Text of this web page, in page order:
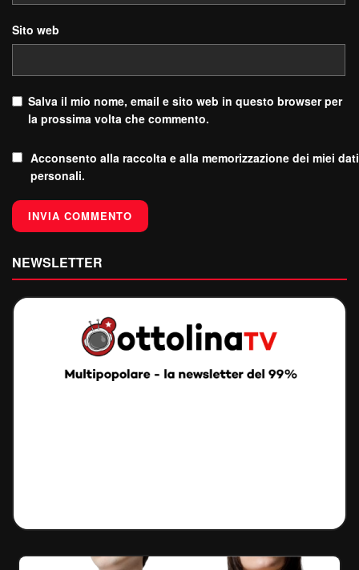
Sito web
Salva il mio nome, email e sito web in questo browser per
la prossima volta che commento.
Acconsento alla raccolta e alla memorizzazione dei miei dati
personali.
NEWSLETTER